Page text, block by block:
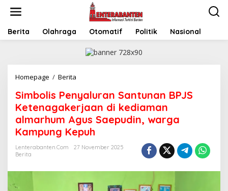
Berita Olahraga Otomatif Politik Nasional
Homepage / Berita
Santunan
BPJS
Ketenagakerjaan
di
kediaman
almarhum
Agus
Kepuh
Simbolis Penyaluran Santunan BPJS
Ketenagakerjaan di kediaman
almarhum Agus Saepudin, warga
Kampung Kepuh
Lenterabanten.com
27 November 2025
Berita